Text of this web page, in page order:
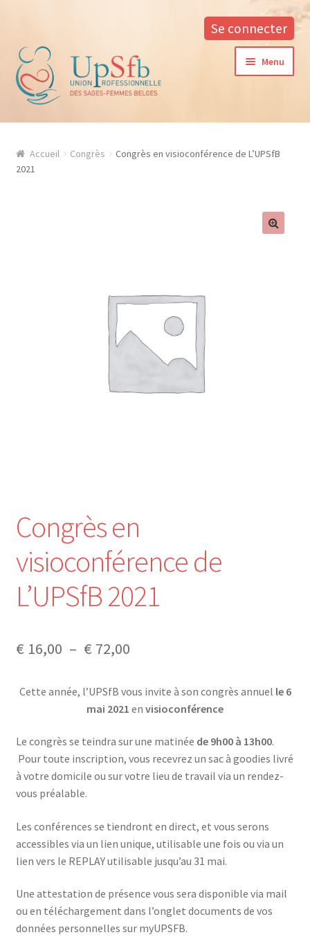
Se connecter
Aller
à
la
navigation
Aller
au
contenu
Menu
A propos
La formation continue à l’UPSfB
Contacter notre responsable des formations
Formations 2026
Devenir Membre
Première Inscription
Renouvellement
Mes commandes
Formations Externes
Evénements
Formations Courtes
Formations Diplomantes
Contact
Contactez nous
Accueil Congrès
Congrès en visioconférence de L’UPSfB
2021
Congrès en
visioconférence de
L’UPSfB 2021
€ 16,00 – € 72,00Plage
prix :
à
€ 72,00
Cette année, l’UPSfB vous invite à son congrès annuel le 6
mai 2021 en visioconférence
Le congrès se teindra sur une matinée de 9h00 à 13h00.
Pour toute inscription, vous recevrez un sac à goodies livré
à votre domicile ou sur votre lieu de travail via un rendez-
vous préalable.
Les conférences se tiendront en direct, et vous serons
accessibles via un lien unique, utilisable une fois ou via un
lien vers le REPLAY utilisable jusqu’au 31 mai.
Une attestation de présence vous sera disponible via mail
ou en téléchargement dans l’onglet documents de vos
données personnelles sur myUPSFB.